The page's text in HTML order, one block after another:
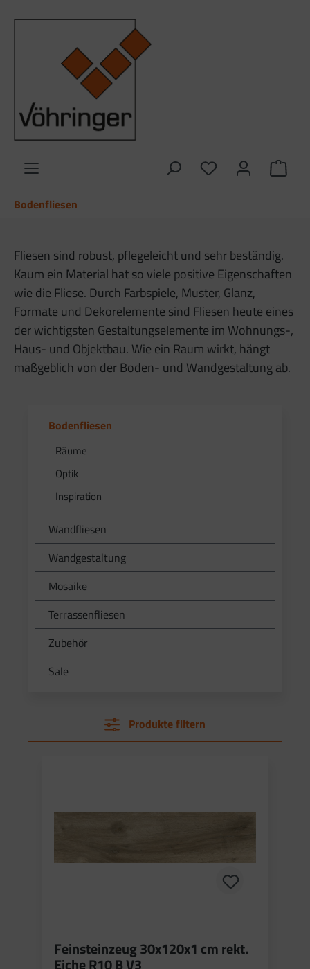
springen
Bodenfliesen
Fliesen sind robust, pflegeleicht und sehr beständig.
Kaum ein Material hat so viele positive Eigenschaften
wie die Fliese. Durch Farbspiele, Muster, Glanz,
Formate und Dekorelemente sind Fliesen heute eines
der wichtigsten Gestaltungselemente im Wohnungs-,
Haus- und Objektbau. Wie ein Raum wirkt, hängt
maßgeblich von der Boden- und Wandgestaltung ab.
Bodenfliesen
Räume
Optik
Inspiration
Wandfliesen
Wandgestaltung
Mosaike
Terrassenfliesen
Zubehör
Sale
Produkte filtern
Feinsteinzeug 30x120x1 cm rekt.